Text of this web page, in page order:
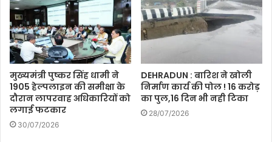
मुख्यमंत्री पुष्कर सिंह धामी ने
1905 हेल्पलाइन की समीक्षा के
दौरान लापरवाह अधिकारियों को
लगाई फटकार
30/07/2026
DEHRADUN : बारिश ने खोली
निर्माण कार्य की पोल ! 16 करोड़
का पुल,16 दिन भी नही टिका
28/07/2026